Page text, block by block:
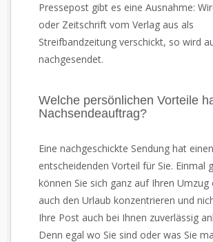
Pressepost gibt es eine Ausnahme:
oder Zeitschrift vom Verlag aus als
Streifbandzeitung verschickt, so wird
nachgesendet.
Welche persönlichen Vorteile
Nachsendeauftrag?
Eine nachgeschickte Sendung hat
entscheidenden Vorteil für Sie. Einmal
können Sie sich ganz auf Ihren Umzug
auch den Urlaub konzentrieren und
Ihre Post auch bei Ihnen zuverlässig
Denn egal wo Sie sind oder was Sie